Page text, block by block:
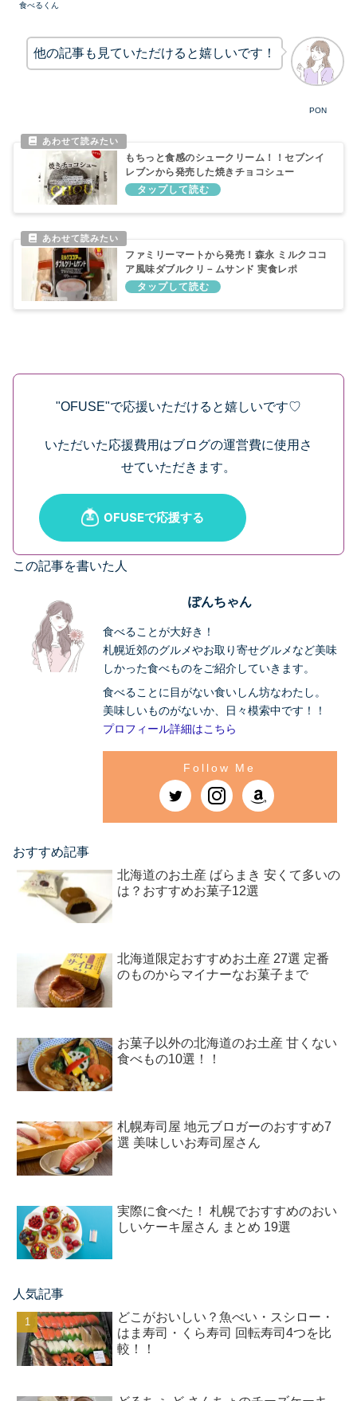
食べるくん
PON
他の記事も見ていただけると嬉しいです！
もちっと食感のシュークリーム！！セブンイ
レブンから発売した焼きチョコシュー
ファミリーマートから発売！森永 ミルクココ
ア風味ダブルクリ－ムサンド 実食レポ
"OFUSE"で応援いただけると嬉しいです♡
いただいた応援費用はブログの運営費に使用さ
せていただきます。
この記事を書いた人
ぽんちゃん
食べることが大好き！
札幌近郊のグルメやお取り寄せグルメなど美味
しかった食べものをご紹介していきます。
食べることに目がない食いしん坊なわたし。
美味しいものがないか、日々模索中です！！
プロフィール詳細はこちら
おすすめ記事
北海道のお土産 ばらまき 安くて多いの
は？おすすめお菓子12選
北海道限定おすすめお土産 27選 定番
のものからマイナーなお菓子まで
お菓子以外の北海道のお土産 甘くない
食べもの10選！！
札幌寿司屋 地元ブロガーのおすすめ7
選 美味しいお寿司屋さん
実際に食べた！ 札幌でおすすめのおい
しいケーキ屋さん まとめ 19選
人気記事
どこがおいしい？魚べい・スシロー・
はま寿司・くら寿司 回転寿司4つを比
較！！